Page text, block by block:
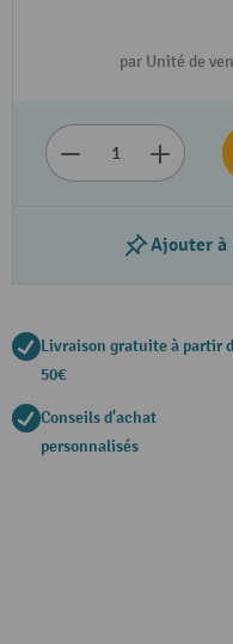
par Unité de
Ajouter à
Livraison gratuite à partir
50€
Conseils d'achat
personnalisés